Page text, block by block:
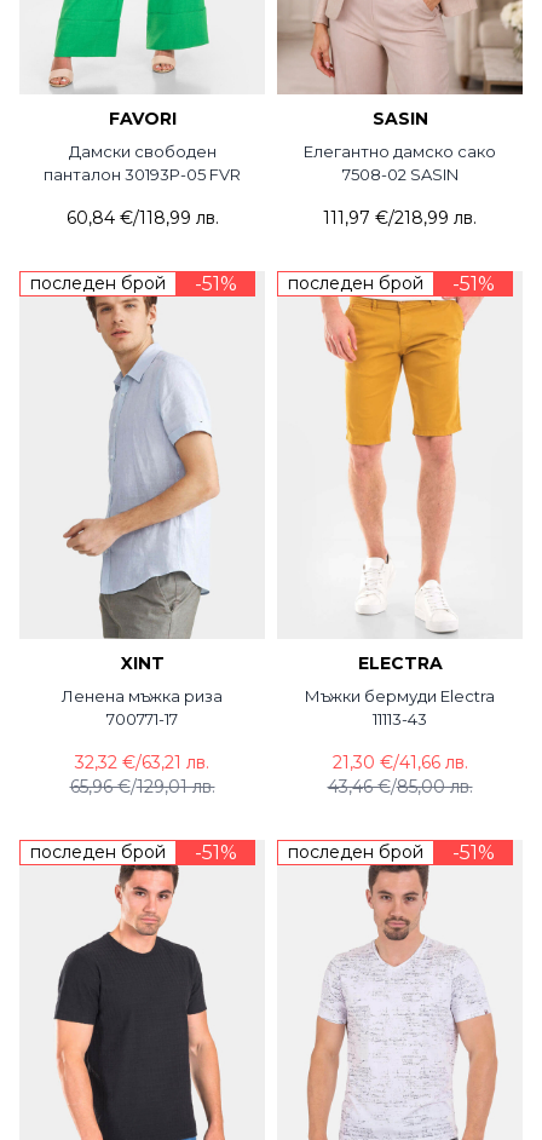
FAVORI
Дамски свободен
панталон 30193P-05 FVR
60,84 €/118,99 лв.
SASIN
Елегантно дамско сако
7508-02 SASIN
111,97 €/218,99 лв.
последен брой -51%
XINT
Ленена мъжка риза
700771-17
65,96 €/129,01 лв.
32,32 €/63,21 лв.
последен брой -51%
ELECTRA
Мъжки бермуди Electra
11113-43
43,46 €/85,00 лв.
21,30 €/41,66 лв.
последен брой -51% последен брой -51%